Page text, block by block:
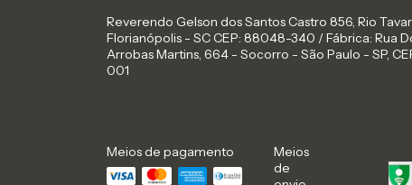
Reverendo Gelson dos Santos Castro 856, Rio
Florianópolis - SC CEP: 88048-340 / Fábrica: Rua
Arrobas Martins, 664 - Socorro - São Paulo - SP,
001
Meios de pagamento
Meios
de